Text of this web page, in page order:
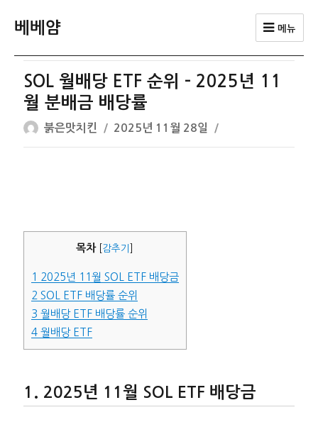
베베얌 메뉴
SOL 월배당 ETF 순위 – 2025년 11
월 분배금 배당률
글
쓴
붉은맛치킨
작
성
2025년 11월 28일
목차 감추기
1 2025년 11월 SOL ETF 배당금
2 SOL ETF 배당률 순위
3 월배당 ETF 배당률 순위
4월배당 ETF
2025년 11월 SOL ETF 배당금